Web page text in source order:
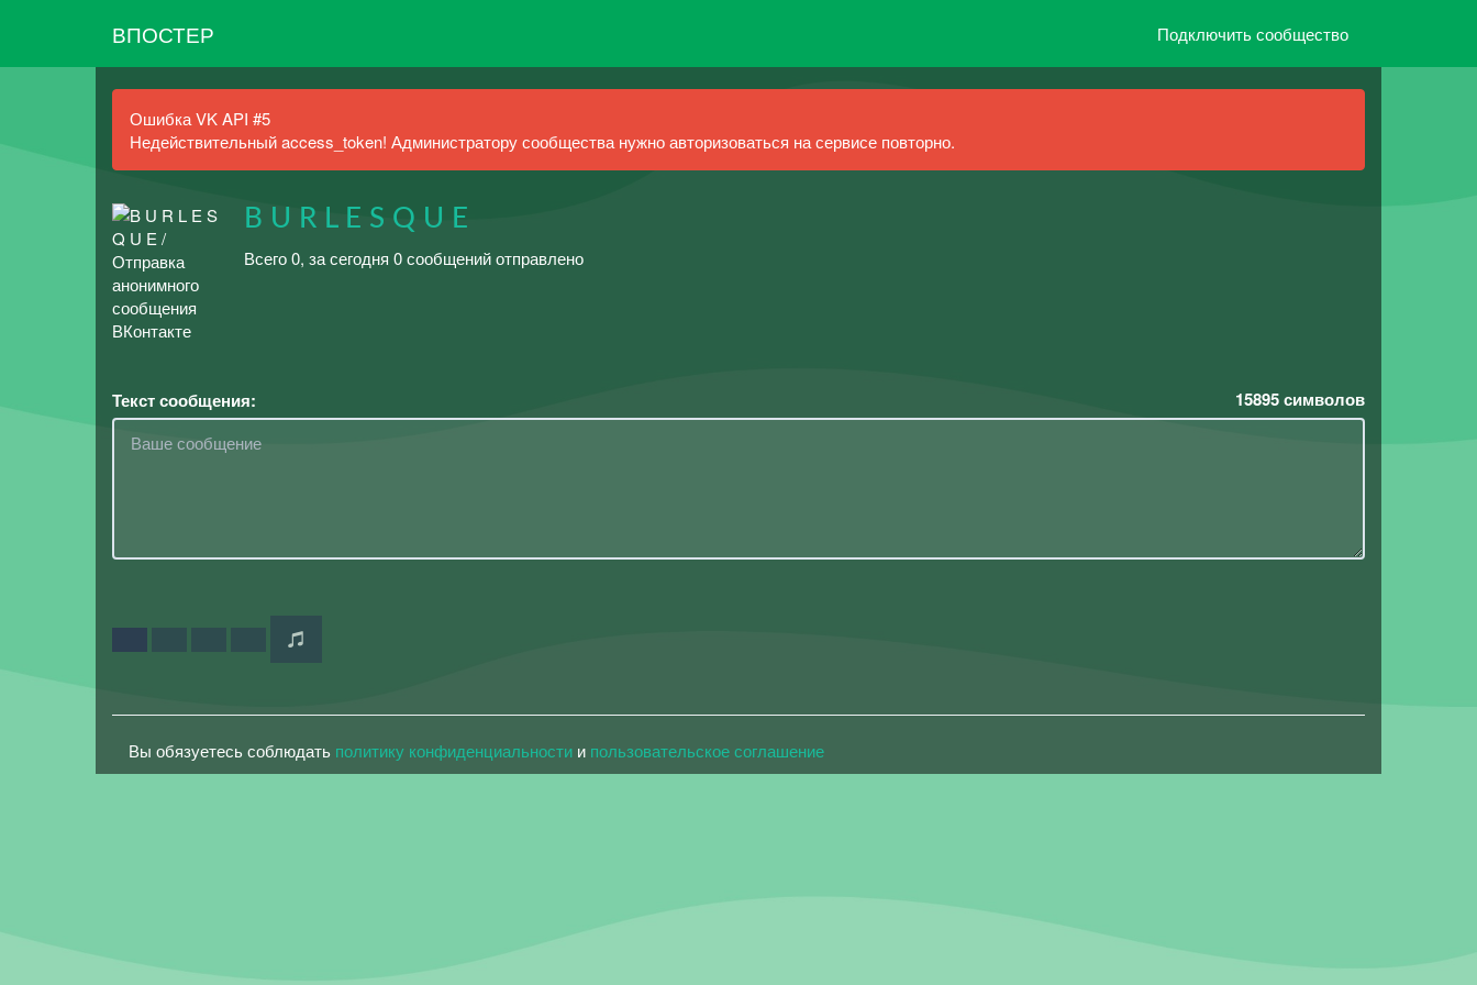
ВПОСТЕР Подключить сообщество
Ошибка VK API #5
Недействительный access_token! Администратору сообщества нужно авторизоваться на сервисе повторно.
B U R L E S Q U E
Всего 0, за сегодня 0 сообщений отправлено
Текст сообщения: 15895символов
Вы обязуетесь соблюдать политику конфиденциальности и пользовательское соглашение